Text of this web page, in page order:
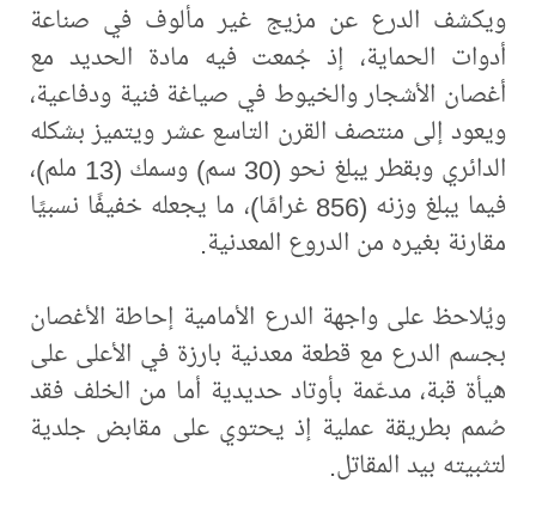
ويكشف الدرع عن مزيج غير مألوف في صناعة
أدوات الحماية، إذ جُمعت فيه مادة الحديد مع
أغصان الأشجار والخيوط في صياغة فنية ودفاعية،
ويعود إلى منتصف القرن التاسع عشر ويتميز بشكله
الدائري وبقطر يبلغ نحو (30 سم) وسمك (13 ملم)،
فيما يبلغ وزنه (856 غرامًا)، ما يجعله خفيفًا نسبيًا
مقارنة بغيره من الدروع المعدنية.
ويُلاحظ على واجهة الدرع الأمامية إحاطة الأغصان
بجسم الدرع مع قطعة معدنية بارزة في الأعلى على
هيأة قبة، مدعّمة بأوتاد حديدية أما من الخلف فقد
صُمم بطريقة عملية إذ يحتوي على مقابض جلدية
لتثبيته بيد المقاتل.